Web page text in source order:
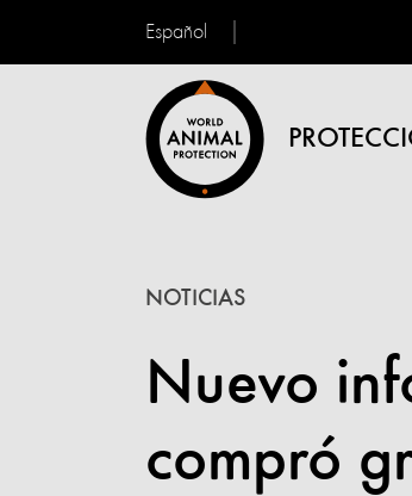
Español
Nuevo
compró
NOTICIAS